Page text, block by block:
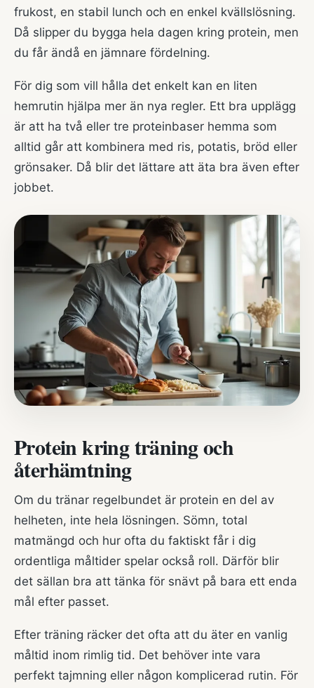
frukost, en stabil lunch och en enkel kvällslösning.
Då slipper du bygga hela dagen kring protein, men
du får ändå en jämnare fördelning.
För dig som vill hålla det enkelt kan en liten
hemrutin hjälpa mer än nya regler. Ett bra upplägg
är att ha två eller tre proteinbaser hemma som
alltid går att kombinera med ris, potatis, bröd eller
grönsaker. Då blir det lättare att äta bra även efter
jobbet.
Protein kring träning och
återhämtning
Om du tränar regelbundet är protein en del av
helheten, inte hela lösningen. Sömn, total
matmängd och hur ofta du faktiskt får i dig
ordentliga måltider spelar också roll. Därför blir
det sällan bra att tänka för snävt på bara ett enda
mål efter passet.
Efter träning räcker det ofta att du äter en vanlig
måltid inom rimlig tid. Det behöver inte vara
perfekt tajmning eller någon komplicerad rutin. För